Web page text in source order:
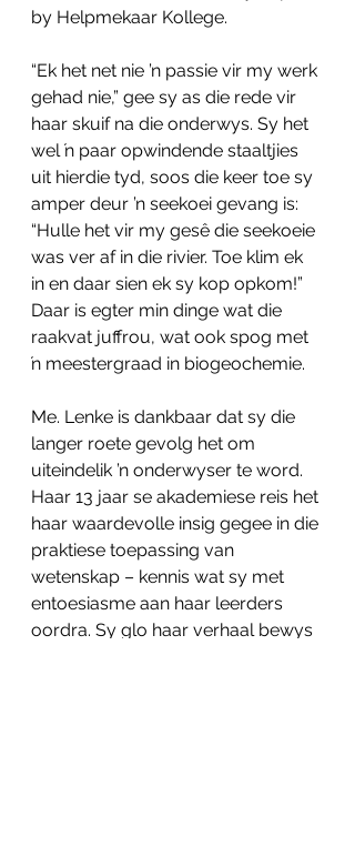
by Helpmekaar Kollege.
“Ek het net nie ’n passie vir my werk
gehad nie,” gee sy as die rede vir
haar skuif na die onderwys. Sy het
wel ŉ paar opwindende staaltjies
uit hierdie tyd, soos die keer toe sy
amper deur ’n seekoei gevang is:
“Hulle het vir my gesê die seekoeie
was ver af in die rivier. Toe klim ek
in en daar sien ek sy kop opkom!”
Daar is egter min dinge wat die
raakvat juffrou, wat ook spog met
ŉ meestergraad in biogeochemie.
Me. Lenke is dankbaar dat sy die
langer roete gevolg het om
uiteindelik ’n onderwyser te word.
Haar 13 jaar se akademiese reis het
haar waardevolle insig gegee in die
praktiese toepassing van
wetenskap – kennis wat sy met
entoesiasme aan haar leerders
oordra. Sy glo haar verhaal bewys